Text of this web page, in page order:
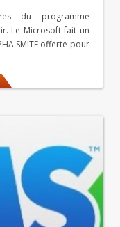
du programme
Le Microsoft fait un
SMITE offerte pour